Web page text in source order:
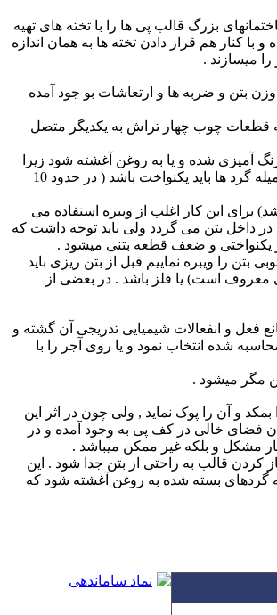
بزرگ قالب پی ها را با تخته های تهیه
کنار هم قرار دادن تخته ها به همان اندازه
میسازند .
وزن بتن و ضربه ها و ارتعاشات بو جود آمده
قطعات چوب چهار تراش به یکدیگر متصل
آمیزی شده و یا به روغن آغشته شود زیرا
در این صورت رنگ روی میله گرد مانع چسبیدن بتن و فولاد به یکدیگر می شود . باید دقت شود میله گرد های مصرفی صاف و بدون انحنای موضعی باشد . فاصله میله گرد ها باید یکنواخت باشد ( در حدود 10
برای این کار اغلب از ویبره استفاده می
در داخل بتن می گردد ولی باید توجه داشت که
یکنواختی و ضعف قطعه بتنی میشود .
را ویبره نماییم قبل از بتن ریزی باید
(تخته به ضخامت 2 الی 2.5 سانتیمتر که در بازار به چوب روسی معروف است) یا فلز باشد . در بعضی از
و انفعالات شیمیایی تدریجی آن گشته و
ابعاد پی را در حدود 5 سانتیمتر در هر طرف بیشتر از ابعاد محاسبه شده انتخاب نمود و یا روی آجر را با
مگر میشود .
و آن را پوک نماید , ولی چون در اثر این
فضای خالی در کف پی به وجود آمده و در
مشکل و بلکه غیر ممکن میباشد .
کردن قالب به راحتی از بتن جدا شود . این
گردهای بسته شده به روغن آغشته شود که